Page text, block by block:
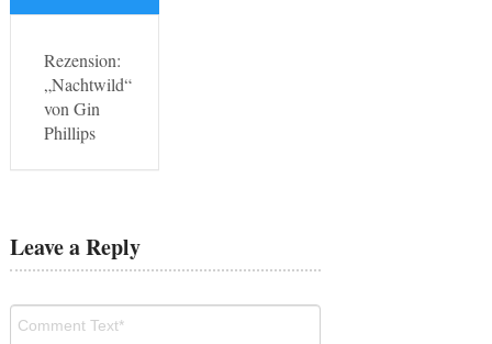
Rezension:
„Nachtwild“
von Gin
Phillips
Leave a Reply